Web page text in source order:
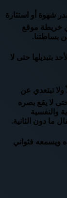
شهوة أو استثارة
خريطة موقع
بساطتنا.
بتبديلها حتى لا
ولا تبتعدي عن
لا يقع بصره
والنفسية
ما دون الثانية.
ويسمعه فثواني